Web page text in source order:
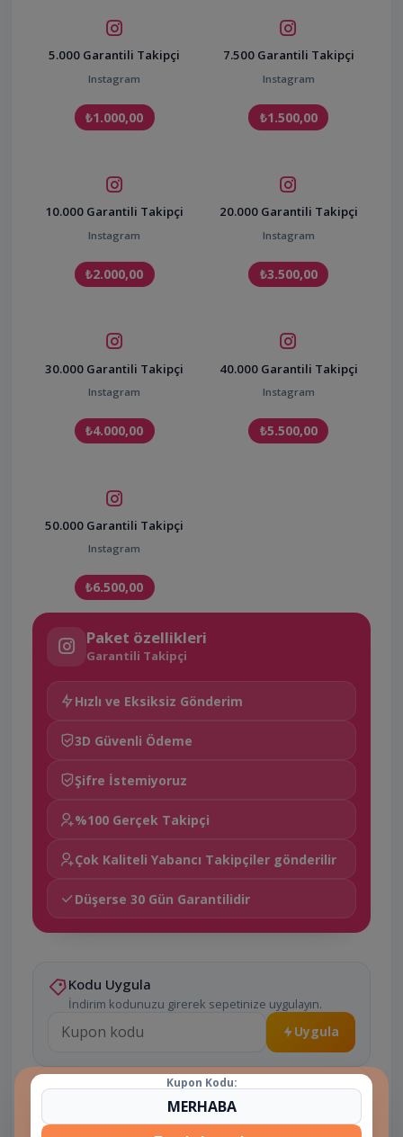
5.000 Garantili Takipçi
Instagram
₺1.000,00
7.500 Garantili Takipçi
Instagram
₺1.500,00
10.000 Garantili Takipçi
Instagram
₺2.000,00
20.000 Garantili Takipçi
Instagram
₺3.500,00
30.000 Garantili Takipçi
Instagram
₺4.000,00
40.000 Garantili Takipçi
Instagram
₺5.500,00
50.000 Garantili Takipçi
Instagram
₺6.500,00
Paket özellikleri
Garantili Takipçi
Hızlı ve Eksiksiz Gönderim
3D Güvenli Ödeme
Şifre İstemiyoruz
%100 Gerçek Takipçi
Çok Kaliteli Yabancı Takipçiler gönderilir
Düşerse 30 Gün Garantilidir
Kodu Uygula
İndirim kodunuzu girerek sepetinize uygulayın.
Uygula
Sepete Ekle
Seçili paketi sepetinize ekleyin.
100Adet
Kupon Kodu: